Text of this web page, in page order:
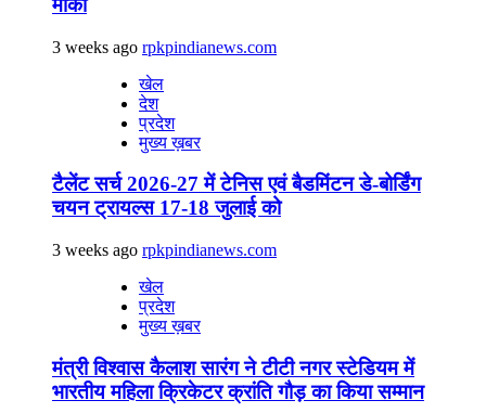
मौका
3 weeks ago rpkpindianews.com
खेल
देश
प्रदेश
मुख्य ख़बर
टैलेंट सर्च 2026-27 में टेनिस एवं बैडमिंटन डे-बोर्डिंग
चयन ट्रायल्स 17-18 जुलाई को
3 weeks ago rpkpindianews.com
खेल
प्रदेश
मुख्य ख़बर
मंत्री विश्वास कैलाश सारंग ने टीटी नगर स्टेडियम में
भारतीय महिला क्रिकेटर क्रांति गौड़ का किया सम्मान